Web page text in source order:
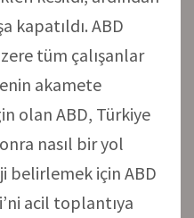
kapatıldı. ABD
tüm çalışanlar
akamete
olan ABD, Türkiye
nasıl bir yol
belirlemek için ABD
acil toplantıya